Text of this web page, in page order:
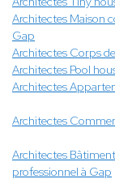
Architectes Maison
Gap
Architectes Corps
Architectes Pool
Architectes
Architectes
Architectes Bâtiment
professionnel à Gap